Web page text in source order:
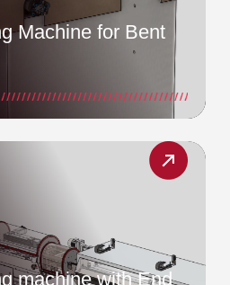
Machine for Bent
machine with End